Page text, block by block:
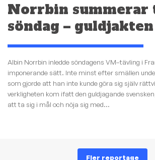
Norrbin summerar
söndag –
Albin Norrbin inledde söndagens VM–tävling i
imponerande sätt. Inte minst efter smällen
som gjorde att han inte kunde göra sig själv
verkligheten kom ifatt den guldjagande
att ta sig i mål och nöja sig med...
Fler reportage